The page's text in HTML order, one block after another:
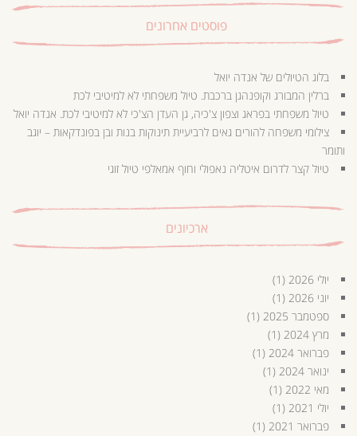
פוסטים אחרונים
בלוג הטיולים של אנדה יואל
ברלין המבורג וקופנהגן ברכבת. טיול משפחתי לא למיטיבי לכת
טיול משפחתי בפראג וצפון צ'כיה, גן העדן הצ'כי לא למיטיבי לכת. אנדה יואל
צילומי משפחה להורים גאים לרביעיית תינוקות בנות ובן בפונדקאות – יוגב
ותומר
טיול קצר לדרום איטליה נאפולי וחוף אמאלפי טיול זוגי
ארכיונים
יולי 2026
(1)
יוני 2026
(1)
ספטמבר 2025
(1)
מרץ 2024
(1)
פברואר 2024
(1)
ינואר 2024
(1)
מאי 2022
(1)
יולי 2021
(1)
פברואר 2021
(1)